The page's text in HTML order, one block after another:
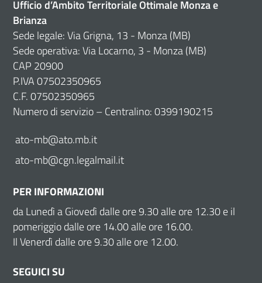
Ufficio d’Ambito Territoriale Ottimale Monza e
Brianza
Sede legale: Via Grigna, 13 - Monza (MB)
Sede operativa: Via Locarno, 3 - Monza (MB)
CAP 20900
P.IVA 07502350965
C.F. 07502350965
Numero di servizio – Centralino: 0399190215
ato-mb@ato.mb.it
ato-mb@cgn.legalmail.it
PER INFORMAZIONI
da Lunedì a Giovedì dalle ore 9.30 alle ore 12.30 e il
pomeriggio dalle ore 14.00 alle ore 16.00.
Il Venerdì dalle ore 9.30 alle ore 12.00.
SEGUICI SU